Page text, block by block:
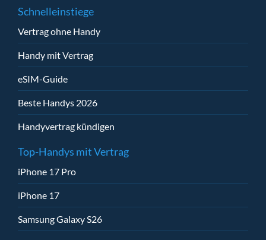
Schnelleinstiege
Vertrag ohne Handy
Handy mit Vertrag
eSIM-Guide
Beste Handys 2026
Handyvertrag kündigen
Top-Handys mit Vertrag
iPhone 17 Pro
iPhone 17
Samsung Galaxy S26